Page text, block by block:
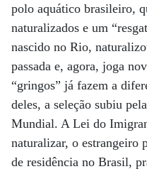
polo aquático brasileiro,
naturalizados e um
nascido no Rio,
passada e, agora, joga
“gringos” já fazem a
deles, a seleção subiu
Mundial. A Lei do
naturalizar, o estrangeiro
de residência no Brasil,